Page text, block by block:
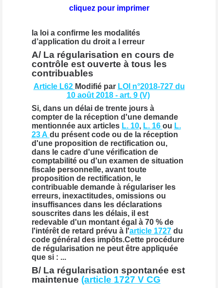
cliquez pour imprimer
la loi a confirme les modalités
d’application du droit a l erreur
A/ La régularisation en cours de
contrôle est ouverte à tous les
contribuables
Article L62 Modifié par LOI n°2018-727 du
10 août 2018 - art. 9 (V)
Si, dans un délai de trente jours à
compter de la réception d'une demande
mentionnée aux articles L. 10, L. 16 ou L.
23 A du présent code ou de la réception
d'une proposition de rectification ou,
dans le cadre d'une vérification de
comptabilité ou d'un examen de situation
fiscale personnelle, avant toute
proposition de rectification, le
contribuable demande à régulariser les
erreurs, inexactitudes, omissions ou
insuffisances dans les déclarations
souscrites dans les délais, il est
redevable d'un montant égal à 70 % de
l'intérêt de retard prévu à l'article 1727du
code général des impôts.Cette procédure
de régularisation ne peut être appliquée
que si : ...
B/ La régularisation spontanée est
maintenue (article 1727 V CG